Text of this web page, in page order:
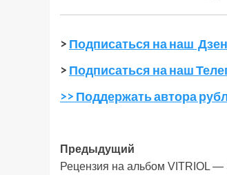
> Подписаться на наш Дзен
> Подписаться на наш
>> Поддержать автора
Навигация
Предыдущий
Рецензия на альбом VITRIOL —